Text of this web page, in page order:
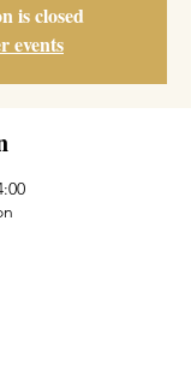
is closed
events